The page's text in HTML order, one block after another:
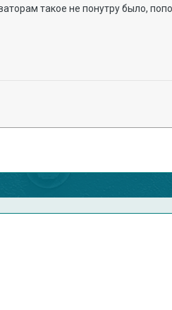
такое не понутру было,